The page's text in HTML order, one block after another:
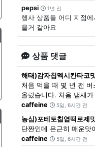
pepsi
1년 전
행사 상품들 어디 지점
을거 같아요
상품 댓글
해태)감자칩멕시칸타코
처음 먹을 때 몇 년 전
올랐습니다. 처음 냄새
caffeine
5일, 6시간 전
농심)포테토칩엽떡로제
단짠인데 은근히 매운맛
caffeine
5일, 6시간 전